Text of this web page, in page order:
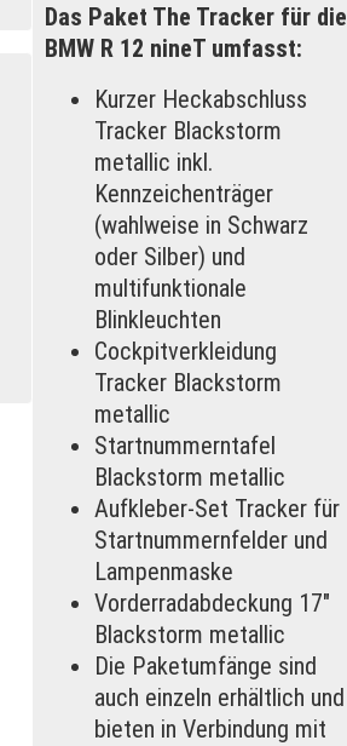
Das Paket The Tracker für die
BMW R 12 nineT umfasst:
Kurzer Heckabschluss
Tracker Blackstorm
metallic inkl.
Kennzeichenträger
(wahlweise in Schwarz
oder Silber) und
multifunktionale
Blinkleuchten
Cockpitverkleidung
Tracker Blackstorm
metallic
Startnummerntafel
Blackstorm metallic
Aufkleber-Set Tracker für
Startnummernfelder und
Lampenmaske
Vorderradabdeckung 17"
Blackstorm metallic
Die Paketumfänge sind
auch einzeln erhältlich und
bieten in Verbindung mit